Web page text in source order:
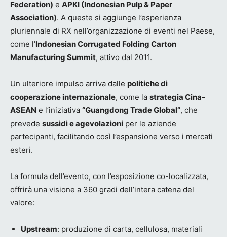
Federation) e APKI (Indonesian Pulp & Paper
Association). A queste si aggiunge l’esperienza
pluriennale di RX nell’organizzazione di eventi nel Paese,
come l’Indonesian Corrugated Folding Carton
Manufacturing Summit, attivo dal 2011.
Un ulteriore impulso arriva dalle politiche di
cooperazione internazionale, come la strategia Cina-
ASEAN e l’iniziativa “Guangdong Trade Global”, che
prevede sussidi e agevolazioni per le aziende
partecipanti, facilitando così l’espansione verso i mercati
esteri.
La formula dell’evento, con l’esposizione co-localizzata,
offrirà una visione a 360 gradi dell’intera catena del
valore:
Upstream: produzione di carta, cellulosa, materiali